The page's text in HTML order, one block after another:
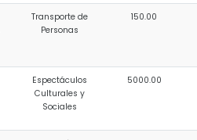
Transporte de
Personas
150.00
Espectáculos
Culturales y
Sociales
5000.00